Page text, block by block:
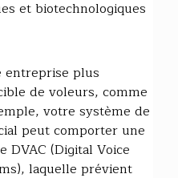
et biotechnologiques
entreprise plus
de voleurs, comme
votre système de
peut comporter une
DVAC (Digital Voice
laquelle prévient